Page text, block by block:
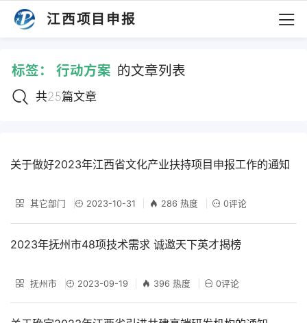
江西项目申报
标签： 行动方案 的文章列表
共25篇文章
关于做好2023年江西省文化产业扶持项目申报工作的通知
其它部门 2023-10-31 286 热度 0评论
2023年抚州市48项技术需求 诚邀天下英才揭榜
抚州市 2023-09-19 396 热度 0评论